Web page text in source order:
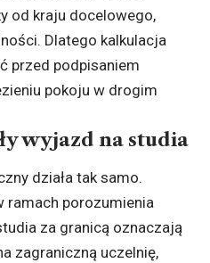
od kraju docelowego,
Dlatego kalkulacja
przed podpisaniem
pokoju w drogim
wyjazd na studia
działa tak samo.
ramach porozumienia
za granicą oznaczają
zagraniczną uczelnię,